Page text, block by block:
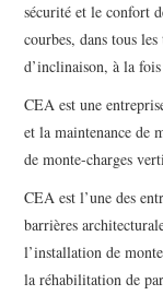
sécurité et le confort
courbes, dans tous
d’inclinaison, à la
CEA est une
et la maintenance de
de monte-charges
CEA est l’une des
barrières
l’installation de
la réhabilitation de